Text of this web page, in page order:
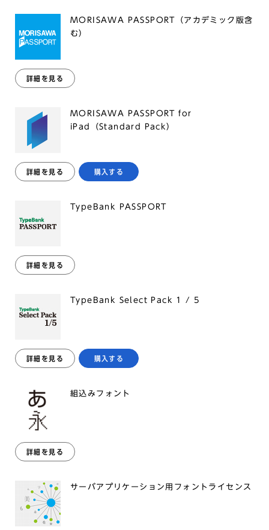
MORISAWA PASSPORT（アカデミック版含
む）
詳細を見る
MORISAWA PASSPORT for
iPad（Standard Pack）
詳細を見る 購入する
TypeBank PASSPORT
詳細を見る
TypeBank Select Pack 1 / 5
詳細を見る 購入する
組込みフォント
詳細を見る
サーバアプリケーション用フォントライセンス